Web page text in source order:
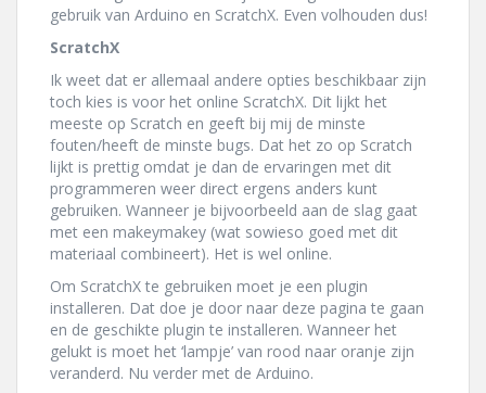
gebruik van Arduino en ScratchX. Even volhouden dus!
ScratchX
Ik weet dat er allemaal andere opties beschikbaar zijn
toch kies is voor het online ScratchX. Dit lijkt het
meeste op Scratch en geeft bij mij de minste
fouten/heeft de minste bugs. Dat het zo op Scratch
lijkt is prettig omdat je dan de ervaringen met dit
programmeren weer direct ergens anders kunt
gebruiken. Wanneer je bijvoorbeeld aan de slag gaat
met een makeymakey (wat sowieso goed met dit
materiaal combineert). Het is wel online.
Om ScratchX te gebruiken moet je een plugin
installeren. Dat doe je door naar deze pagina te gaan
en de geschikte plugin te installeren. Wanneer het
gelukt is moet het ‘lampje’ van rood naar oranje zijn
veranderd. Nu verder met de Arduino.